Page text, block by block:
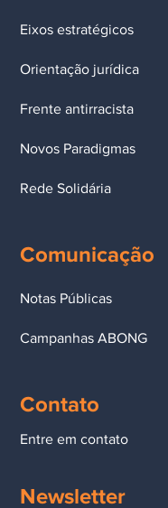
Eixos estratégicos
Orientação jurídica
Frente antirracista
Novos Paradigmas
Rede Solidária
Comunicação
Notas Públicas
Campanhas ABONG
Contato
Entre em contato
Newsletter